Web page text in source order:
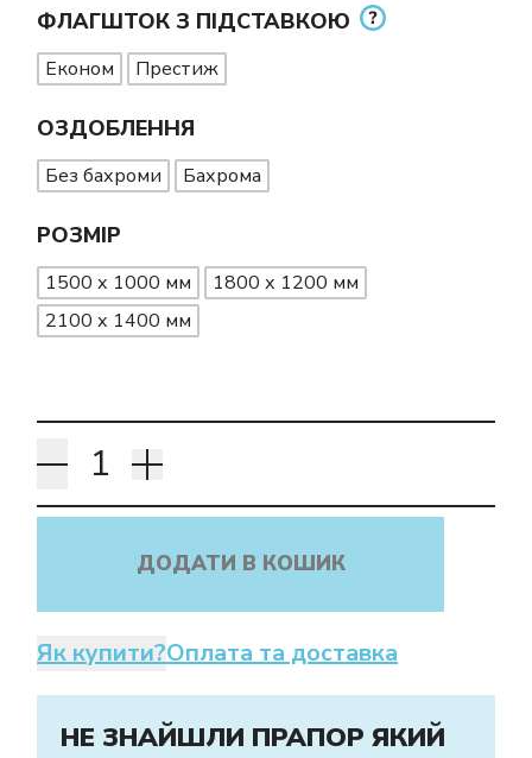
ФЛАГШТОК З ПІДСТАВКОЮ
Економ Престиж
ОЗДОБЛЕННЯ
Без бахроми Бахрома
РОЗМІР
1500 х 1000 мм
1800 х 1200 мм
2100 х 1400 мм
ДОДАТИ В КОШИК
Як купити?Оплата та доставка
НЕ ЗНАЙШЛИ ПРАПОР ЯКИЙ